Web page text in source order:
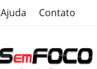
Ajuda Contato